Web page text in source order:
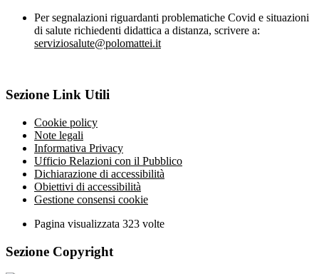
Per segnalazioni riguardanti problematiche Covid e situazioni
di salute richiedenti didattica a distanza, scrivere a:
serviziosalute@polomattei.it
Sezione Link Utili
Cookie policy
Note legali
Informativa Privacy
Ufficio Relazioni con il Pubblico
Dichiarazione di accessibilità
Obiettivi di accessibilità
Gestione consensi cookie
Pagina visualizzata 323 volte
Sezione Copyright